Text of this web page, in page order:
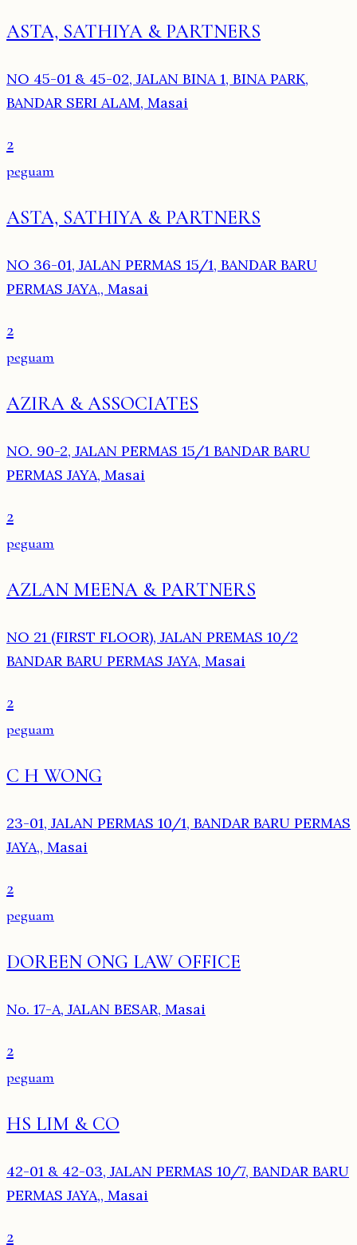
ASTA, SATHIYA & PARTNERS
NO 45-01 & 45-02, JALAN BINA 1, BINA PARK,
BANDAR SERI ALAM, Masai
2
peguam
ASTA, SATHIYA & PARTNERS
NO 36-01, JALAN PERMAS 15/1, BANDAR BARU
PERMAS JAYA,, Masai
2
peguam
AZIRA & ASSOCIATES
NO. 90-2, JALAN PERMAS 15/1 BANDAR BARU
PERMAS JAYA, Masai
2
peguam
AZLAN MEENA & PARTNERS
NO 21 (FIRST FLOOR), JALAN PREMAS 10/2
BANDAR BARU PERMAS JAYA, Masai
2
peguam
C H WONG
23-01, JALAN PERMAS 10/1, BANDAR BARU PERMAS
JAYA,, Masai
2
peguam
DOREEN ONG LAW OFFICE
No. 17-A, JALAN BESAR, Masai
2
peguam
HS LIM & CO
42-01 & 42-03, JALAN PERMAS 10/7, BANDAR BARU
PERMAS JAYA,, Masai
2